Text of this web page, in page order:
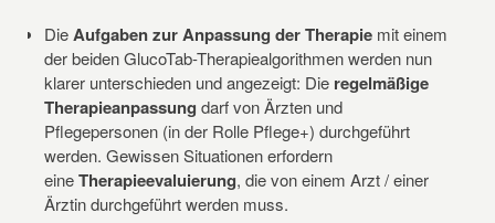
Die Aufgaben zur Anpassung der Therapie mit einem
der beiden GlucoTab-Therapiealgorithmen werden nun
klarer unterschieden und angezeigt: Die regelmäßige
Therapieanpassung darf von Ärzten und
Pflegepersonen (in der Rolle Pflege+) durchgeführt
werden. Gewissen Situationen erfordern
eineTherapieevaluierung, die von einem Arzt / einer
Ärztin durchgeführt werden muss.